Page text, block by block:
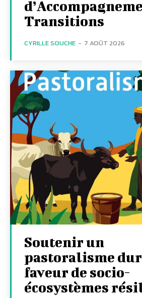
Transitions
CYRILLE SOUCHE - 7 AOÛT 2026
Soutenir un
pastoralisme
faveur de socio-
écosystèmes